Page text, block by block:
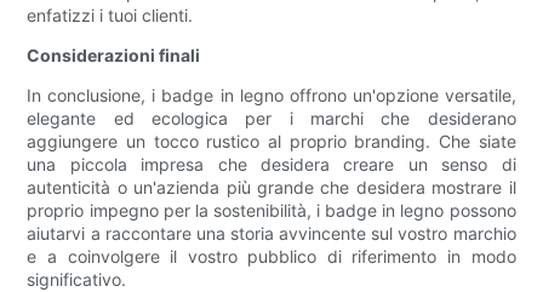
enfatizzi i tuoi clienti.
Considerazioni finali
In conclusione, i badge in legno offrono un'opzione versatile,
elegante ed ecologica per i marchi che desiderano
aggiungere un tocco rustico al proprio branding. Che siate
una piccola impresa che desidera creare un senso di
autenticità o un'azienda più grande che desidera mostrare il
proprio impegno per la sostenibilità, i badge in legno possono
aiutarvi a raccontare una storia avvincente sul vostro marchio
e a coinvolgere il vostro pubblico di riferimento in modo
significativo.